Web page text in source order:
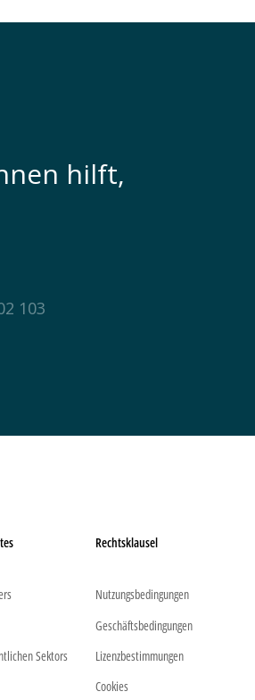
hilft,
103
Sektors
Rechtsklausel
Nutzungsbedingungen
Geschäftsbedingungen
Lizenzbestimmungen
Cookies